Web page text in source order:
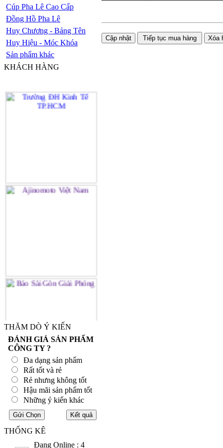
Cúp Pha Lê Cao Cấp
Đồng Hồ Pha Lê
Huy Chương - Bảng Tên
Huy Hiệu - Móc Khóa
Sản phẩm khác
KHÁCH HÀNG
THĂM DÒ Ý KIẾN
ĐÁNH GIÁ SẢN PHẨM
CÔNG TY ?
Đa dạng sản phẩm
Rất tốt và rẻ
Rẻ nhưng không tốt
Hậu mãi sản phẩm tốt
Những ý kiến khác
THỐNG KÊ
Đang Online : 4